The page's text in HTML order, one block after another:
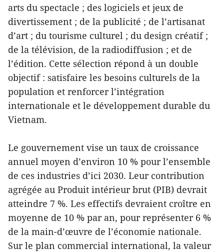
arts du spectacle ; des logiciels et jeux de
divertissement ; de la publicité ; de l’artisanat
d’art ; du tourisme culturel ; du design créatif ;
de la télévision, de la radiodiffusion ; et de
l’édition. Cette sélection répond à un double
objectif : satisfaire les besoins culturels de la
population et renforcer l’intégration
internationale et le développement durable du
Vietnam.
Le gouvernement vise un taux de croissance
annuel moyen d’environ 10 % pour l’ensemble
de ces industries d’ici 2030. Leur contribution
agrégée au Produit intérieur brut (PIB) devrait
atteindre 7 %. Les effectifs devraient croître en
moyenne de 10 % par an, pour représenter 6 %
de la main-d’œuvre de l’économie nationale.
Sur le plan commercial international, la valeur